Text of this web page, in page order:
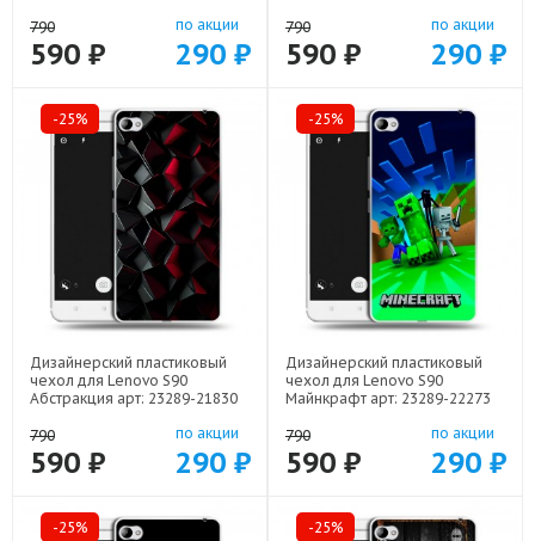
790
590 ₽
по акции
290 ₽
790
590 ₽
по акции
290 ₽
-25%
Дизайнерский пластиковый
чехол для Lenovo S90
Абстракция арт: 23289-21830
790
590 ₽
по акции
290 ₽
-25%
Дизайнерский пластиковый
чехол для Lenovo S90
Майнкрафт арт: 23289-22273
790
590 ₽
по акции
290 ₽
-25% -25%